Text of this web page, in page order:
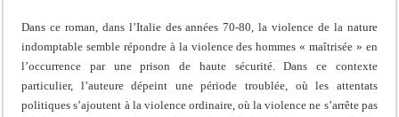
Dans ce roman, dans l’Italie des années 70-80, la violence de la nature
indomptable semble répondre à la violence des hommes « maîtrisée » en
l’occurrence par une prison de haute sécurité. Dans ce contexte
particulier, l’auteure dépeint une période troublée, où les attentats
politiques s’ajoutent à la violence ordinaire, où la violence ne s’arrête pas